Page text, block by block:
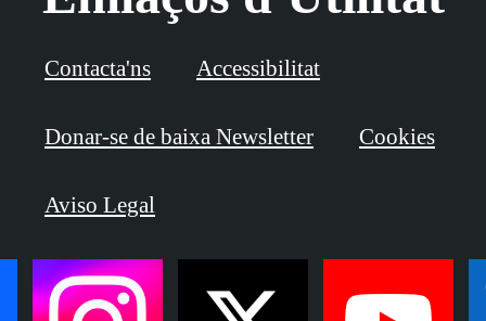
Contacta'ns Accessibilitat
Donar-se de baixa Newsletter Cookies
Aviso Legal